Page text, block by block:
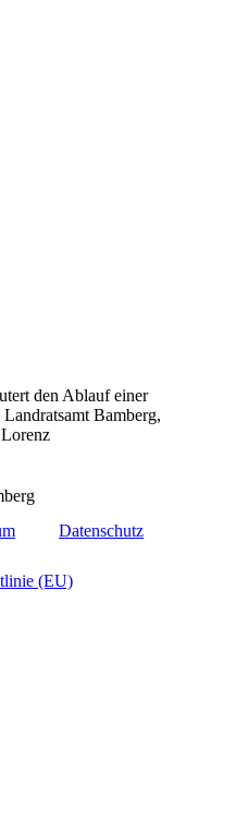
den Ablauf einer
Bamberg,
Datenschutz
(EU)